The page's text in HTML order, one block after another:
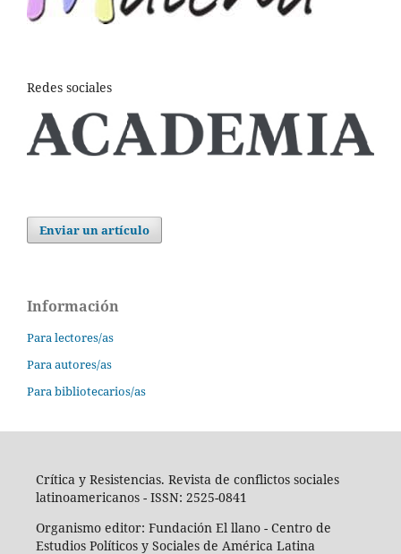
Redes sociales
Enviar un artículo
Información
Para lectores/as
Para autores/as
Para bibliotecarios/as
Crítica y Resistencias. Revista de conflictos sociales
latinoamericanos - ISSN: 2525-0841
Organismo editor: Fundación El llano - Centro de
Estudios Políticos y Sociales de América Latina